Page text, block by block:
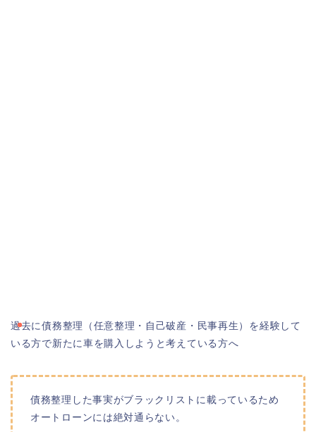
過去に債務整理（任意整理・自己破産・民事再生）を経験して
いる方で新たに車を購入しようと考えている方へ
債務整理した事実がブラックリストに載っているため
オートローンには絶対通らない。